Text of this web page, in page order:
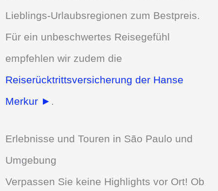
Lieblings-Urlaubsregionen zum Bestpreis.
Für ein unbeschwertes Reisegefühl
empfehlen wir zudem die
Reiserücktrittsversicherung der Hanse
Merkur ► .
Erlebnisse und Touren in São Paulo und
Umgebung
Verpassen Sie keine Highlights vor Ort! Ob